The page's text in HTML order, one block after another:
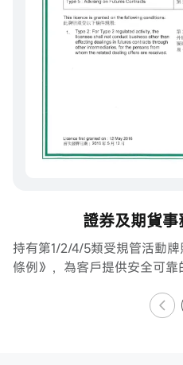
證券及期貨
持有第1/2/4/5類受規管活動
條例》，為客戶提供安全可靠